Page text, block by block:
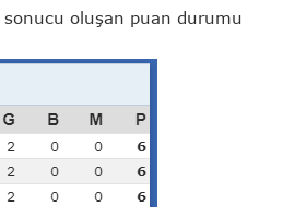
oluşan puan durumu